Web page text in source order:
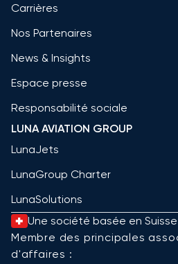
Carrières
Nos Partenaires
News & Insights
Espace presse
Responsabilité sociale
LUNA AVIATION GROUP
LunaJets
LunaGroup Charter
LunaSolutions
Une société basée en Suisse
Membre des principales
d'affaires :